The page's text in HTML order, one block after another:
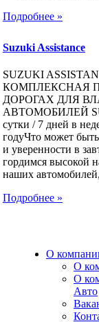
Подробнее »
Suzuki Assistance
SUZUKI
КОМПЛЕКСНАЯ
ДОРОГАХ ДЛЯ
АВТОМОБИЛЕЙ
сутки / 7 дней в
годуЧто может
и уверенности в
гордимся высокой
наших
Подробнее »
О
О
О
Авто